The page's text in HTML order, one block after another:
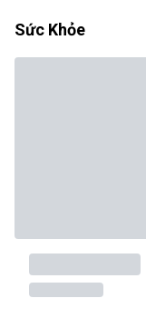
Sức Khỏe